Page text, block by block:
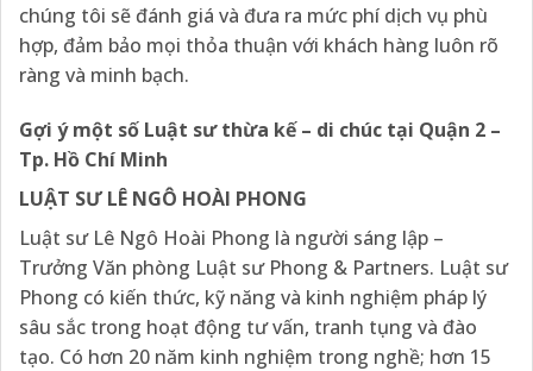
chúng tôi sẽ đánh giá và đưa ra mức phí dịch vụ phù
hợp, đảm bảo mọi thỏa thuận với khách hàng luôn rõ
ràng và minh bạch.
Gợi ý một số Luật sư thừa kế – di chúc tại Quận 2 –
Tp. Hồ Chí Minh
LUẬT SƯ LÊ NGÔ HOÀI PHONG
Luật sư Lê Ngô Hoài Phong là người sáng lập –
Trưởng Văn phòng Luật sư Phong & Partners. Luật sư
Phong có kiến thức, kỹ năng và kinh nghiệm pháp lý
sâu sắc trong hoạt động tư vấn, tranh tụng và đào
tạo. Có hơn 20 năm kinh nghiệm trong nghề; hơn 15